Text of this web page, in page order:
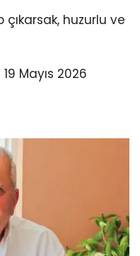
huzurlu ve
Mayıs 2026